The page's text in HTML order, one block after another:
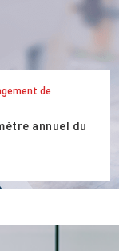
de
annuel du